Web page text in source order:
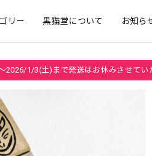
リー 黒猫堂について お知ら
2026/1/3(土)まで発送はお休みさせてい